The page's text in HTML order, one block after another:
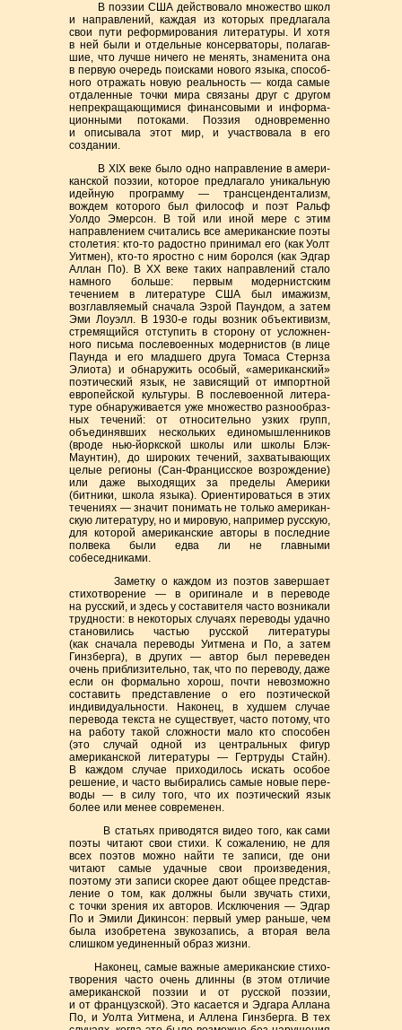
В поэзии США действовало множество школ
и направлений, каждая из кото­рых предла­гала
свои пути реформирования литературы. И хотя
в ней были и отдельные консерва­торы, полагав­
шие, что лучше ничего не ме­нять, знаме­нита она
в первую очередь поисками нового языка, способ­
ного отражать новую реальность — когда самые
отдаленные точки мира связаны друг с другом
непрекра­щаю­щимися финансовыми и информа­
цион­ными потоками. Поэзия одновременно
и описывала этот мир, и участво­вала в его
создании.
В XIX веке было одно направление в амери­
канской поэзии, которое предлагало уни­кальную
идейную программу — трансцен­дентализм,
вождем кото­рого был философ и поэт Ральф
Уолдо Эмерсон. В той или иной мере с этим
направ­лением считались все американские поэты
столетия:кто-то радостно прини­мал его (как Уолт
Уитмен), кто-тояростно с ним боролся (как Эдгар
Аллан По). В ХХ веке таких направлений стало
намного больше: первым модернист­ским
течением в литературе США был имажизм,
возглавляе­мый сначала Эзрой Паундом, а затем
Эми Лоуэлл. В 1930-е годы возник объекти­визм,
стремящий­ся отсту­пить в сторону от усложнен­
ного письма послевоенных модернистов (в лице
Паунда и его младшего друга Томаса Стернза
Элио­та) и обнару­жить особый, «американ­ский»
поэтический язык, не зависящий от импорт­ной
евро­пейской культуры. В послевоенной литера­
туре обнаружи­вается уже множество разнообраз­
ных течений: от относительно узких групп,
объединявших несколь­ких единомышленников
(вроде нью-йоркской школы или школы Блэк-
Маунтин), до широ­ких течений, захватываю­щих
целые регионы (Сан-Францис­ское возрождение)
или даже выходящих за пределы Америки
(битники, школа языка). Ориентироваться в этих
тече­ниях — значит понимать не только амери­кан­
скую литературу, но и мировую, напри­мер русскую,
для которой амери­канские авторы в последние
полвека были едва ли не главными
собеседниками.
Заметку о каждом из поэтов завершает
стихотво­рение — в оригинале и в пере­воде
на русский, и здесь у составителя часто возникали
трудности: в некоторых случаях переводы удачно
станови­лись частью русской литературы
(как сначала переводы Уитмена и По, а затем
Гинзберга), в других — автор был переведен
очень приблизи­тельно, так, что по переводу, даже
если он фор­маль­но хорош, почти невозможно
составить представление о его поэтической
индиви­дуаль­ности. Наконец, в худшем случае
перевода текста не существует, часто потому, что
на работу такой сложности мало кто способен
(это случай одной из цент­раль­ных фигур
американ­ской литера­ту­ры — Гертруды Стайн).
В каждом случае прихо­дилось искать особое
решение, и часто выбира­лись самые новые пере­
воды — в силу того, что их поэти­ческий язык
более или менее современен.
В статьях приводятся видео того, как сами
поэты читают свои стихи. К сожале­нию, не для
всех поэтов можно найти те записи, где они
читают самые удачные свои произ­ведения,
поэтому эти записи скорее дают общее представ­
ление о том, как должны были звучать стихи,
с точки зрения их авто­ров. Исклю­­че­ния — Эдгар
По и Эмили Дикин­­сон: первый умер раньше, чем
была изобре­­тена звукозапись, а вторая вела
слиш­ком уединенный образ жизни.
Наконец, самые важные американские стихо­
творения часто очень длинны (в этом отли­чие
американской поэзии и от русской поэзии,
и от французской). Это касается и Эдгара Аллана
По, и Уолта Уитмена, и Аллена Гинзберга. В тех